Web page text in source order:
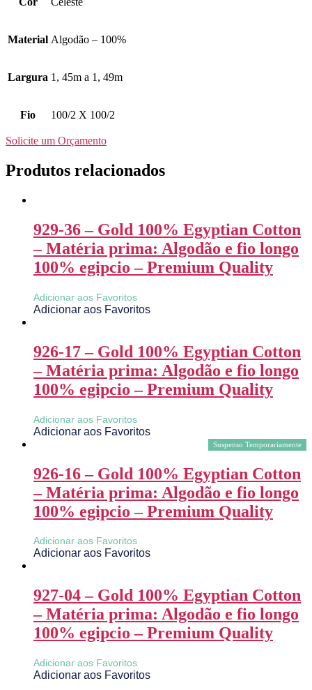
Material Algodão – 100%
Largura 1, 45m a 1, 49m
Fio 100/2 X 100/2
Solicite um Orçamento
Produtos relacionados
929-36 – Gold 100% Egyptian Cotton
– Matéria prima: Algodão e fio longo
100% egipcio – Premium Quality
Adicionar aos Favoritos
Adicionar aos Favoritos
926-17 – Gold 100% Egyptian Cotton
– Matéria prima: Algodão e fio longo
100% egipcio – Premium Quality
Adicionar aos Favoritos
Adicionar aos Favoritos
Suspenso Temporariamente
926-16 – Gold 100% Egyptian Cotton
– Matéria prima: Algodão e fio longo
100% egipcio – Premium Quality
Adicionar aos Favoritos
Adicionar aos Favoritos
927-04 – Gold 100% Egyptian Cotton
– Matéria prima: Algodão e fio longo
100% egipcio – Premium Quality
Adicionar aos Favoritos
Adicionar aos Favoritos